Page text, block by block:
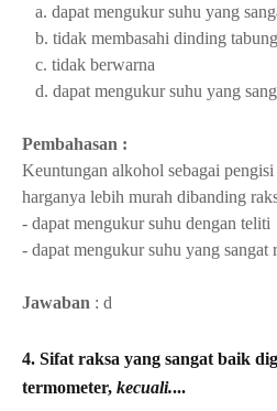
a. dapat mengukur suhu yang
b. tidak membasahi dinding tabung
c. tidak berwarna
d. dapat mengukur suhu yang
Pembahasan :
Keuntungan alkohol sebagai pengisi
harganya lebih murah dibanding
- dapat mengukur suhu dengan teliti
- dapat mengukur suhu yang
Jawaban : d
4. Sifat raksa yang sangat baik
termometer, kecuali....